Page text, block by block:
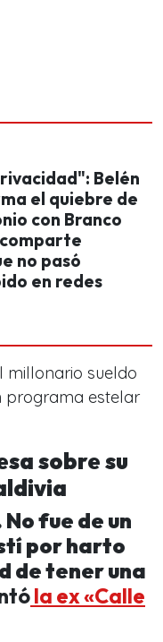
Belén
el quiebre de
con Branco
no pasó
en redes
millonario sueldo
programa estelar
sobre su
fue de un
por harto
de tener una
la ex «Calle